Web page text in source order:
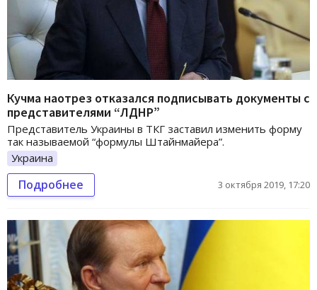
Кучма наотрез отказался подписывать документы с
представителями “ЛДНР”
Представитель Украины в ТКГ заставил изменить форму
так называемой “формулы Штайнмайера”.
Украина
Подробнее 3 октября 2019, 17:20